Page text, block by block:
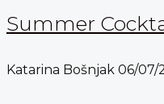
Summer
Katarina Bošnjak 06/07/